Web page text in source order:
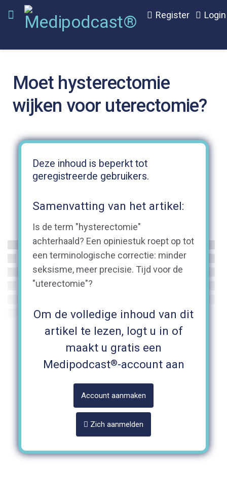
Register Login
Moet hysterectomie
wijken voor uterectomie?
Deze inhoud is beperkt tot
geregistreerde gebruikers.
Samenvatting van het artikel:
Is de term "hysterectomie"
achterhaald? Een opiniestuk roept op tot
een terminologische correctie: minder
seksisme, meer precisie. Tijd voor de
"uterectomie"?
Om de volledige inhoud van dit
artikel te lezen, logt u in of
maakt u gratis een
Medipodcast®-account aan
Account aanmaken
Zich aanmelden